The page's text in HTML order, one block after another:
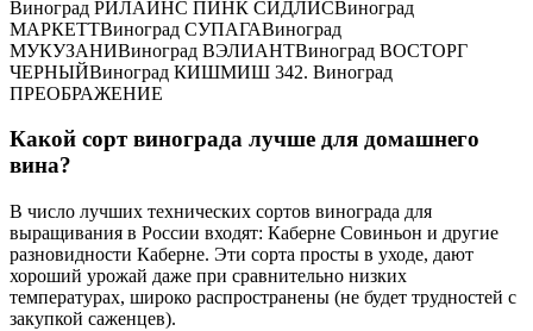
Виноград РИЛАЙНС ПИНК СИДЛИСВиноград
МАРКЕТТВиноград СУПАГАВиноград
МУКУЗАНИВиноград ВЭЛИАНТВиноград ВОСТОРГ
ЧЕРНЫЙВиноград КИШМИШ 342. Виноград
ПРЕОБРАЖЕНИЕ
Какой сорт винограда лучше для домашнего
вина?
В число лучших технических сортов винограда для
выращивания в России входят: Каберне Совиньон и другие
разновидности Каберне. Эти сорта просты в уходе, дают
хороший урожай даже при сравнительно низких
температурах, широко распространены (не будет трудностей с
закупкой саженцев).